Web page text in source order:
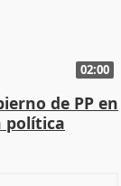
02:00
de PP en
política